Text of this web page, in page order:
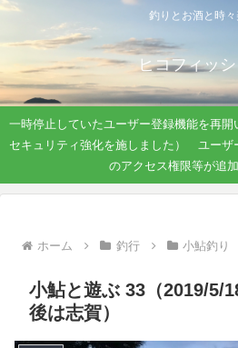
釣りとお酒と時々
ヒコフィッ
一時停止していたユーザー登録機能を再
セキュリティ強化を施しました） ユーザ
のアクセス権限等が追加
ホーム 釣行 小鮎釣り
小鮎と遊ぶ 33（2019/5/
後は志賀）